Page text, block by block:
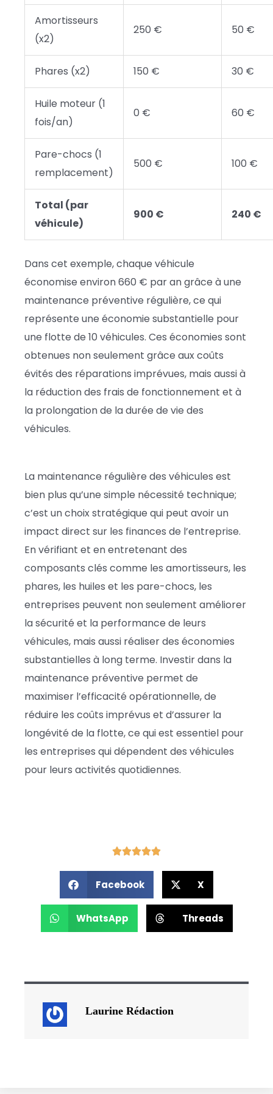
Amortisseurs
(x2)
250 € 50 €
Phares (x2) 150 € 30 €
Huile moteur (1
fois/an)
0 € 60 €
Pare-chocs (1
remplacement)
500 € 100 €
Total (par
véhicule)
900 € 240 €
Dans cet exemple, chaque véhicule
économise environ 660 € par an grâce à une
maintenance préventive régulière, ce qui
représente une économie substantielle pour
une flotte de 10 véhicules. Ces économies sont
obtenues non seulement grâce aux coûts
évités des réparations imprévues, mais aussi à
la réduction des frais de fonctionnement et à
la prolongation de la durée de vie des
véhicules.
La maintenance régulière des véhicules est
bien plus qu’une simple nécessité technique;
c’est un choix stratégique qui peut avoir un
impact direct sur les finances de l’entreprise.
En vérifiant et en entretenant des
composants clés comme les amortisseurs, les
phares, les huiles et les pare-chocs, les
entreprises peuvent non seulement améliorer
la sécurité et la performance de leurs
véhicules, mais aussi réaliser des économies
substantielles à long terme. Investir dans la
maintenance préventive permet de
maximiser l’efficacité opérationnelle, de
réduire les coûts imprévus et d’assurer la
longévité de la flotte, ce qui est essentiel pour
les entreprises qui dépendent des véhicules
pour leurs activités quotidiennes.
Facebook X
WhatsApp Threads
Laurine Rédaction